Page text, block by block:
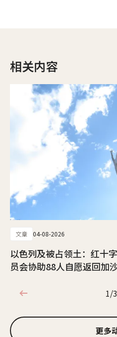
相关内容
文章 04-08-2026
以色列及被占领土：红十
员会协助88人自愿返回加
1/3
1/3
更多